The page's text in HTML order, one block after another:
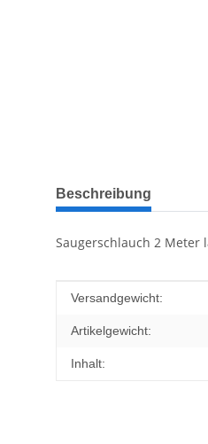
weitere Registerkarten
Beschreibung
Saugerschlauch 2 Meter
Produkteigenschaft
Wert
Versandgewicht:
Artikelgewicht:
Inhalt: